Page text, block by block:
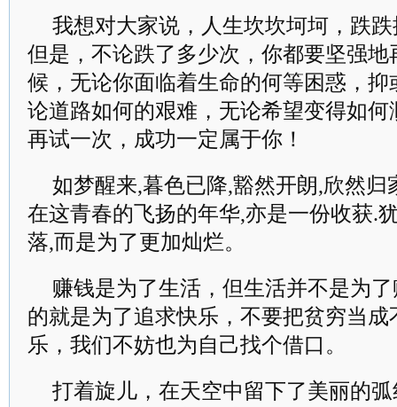
我想对大家说，人生坎坎坷坷，跌
但是，不论跌了多少次，你都要坚强
候，无论你面临着生命的何等困惑，
论道路如何的艰难，无论希望变得如
再试一次，成功一定属于你！
如梦醒来,暮色已降,豁然开朗,欣然归
在这青春的飞扬的年华,亦是一份收获.
落,而是为了更加灿烂。
赚钱是为了生活，但生活并不是为
的就是为了追求快乐，不要把贫穷当
乐，我们不妨也为自己找个借口。
打着旋儿，在天空中留下了美丽的